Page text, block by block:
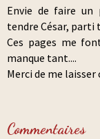
Envie de faire un
tendre César,
Ces pages me
manque tant....
Merci de me
Commentaires